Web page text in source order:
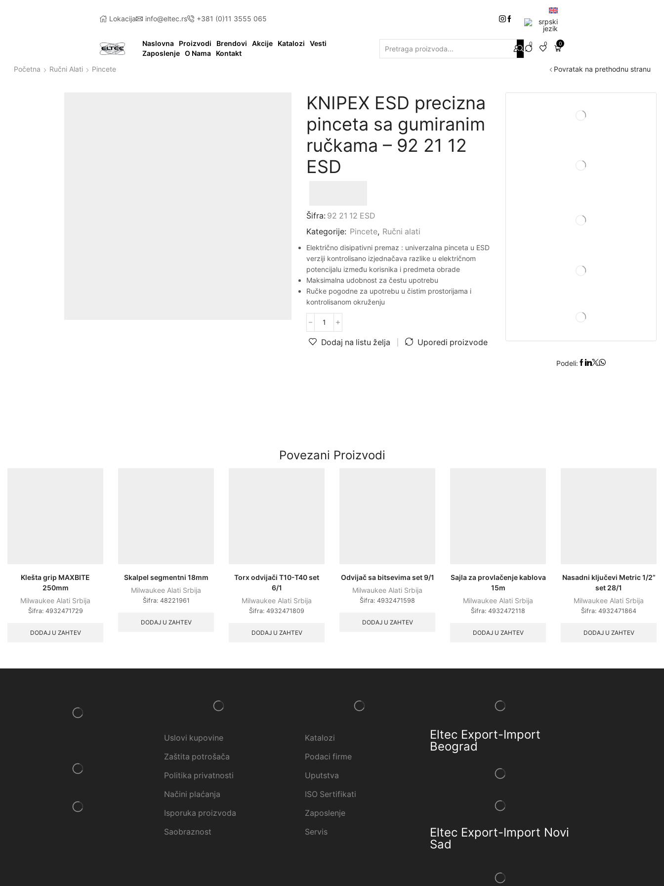
Lokacija info@eltec.rs +381 (0)11 3555 065
Naslovna Proizvodi Brendovi Akcije Katalozi
Vesti
Zaposlenje O Nama Kontakt
0 0 0
Početna Ručni Alati Pincete Povratak na prethodnu stranu
KNIPEX ESD precizna
pinceta sa gumiranim
ručkama – 92 21 12
ESD
Šifra: 92 21 12 ESD
Kategorije: Pincete, Ručni alati
Električno disipativni premaz : univerzalna pinceta u ESD
verziji kontrolisano izjednačava razlike u električnom
potencijalu između korisnika i predmeta obrade
Maksimalna udobnost za čestu upotrebu
Ručke pogodne za upotrebu u čistim prostorijama i
kontrolisanom okruženju
Dodaj na listu želja Uporedi proizvode
Podeli:
Povezani Proizvodi
Klešta grip MAXBITE
250mm
Milwaukee Alati Srbija
Šifra: 4932471729
DODAJ U ZAHTEV
Skalpel segmentni 18mm
Milwaukee Alati Srbija
Šifra: 48221961
DODAJ U ZAHTEV
Torx odvijači T10-T40 set
6/1
Milwaukee Alati Srbija
Šifra: 4932471809
DODAJ U ZAHTEV
Odvijač sa bitsevima set 9/1
Milwaukee Alati Srbija
Šifra: 4932471598
DODAJ U ZAHTEV
Sajla za provlačenje kablova
15m
Milwaukee Alati Srbija
Šifra: 4932472118
DODAJ U ZAHTEV
Nasadni ključevi Metric 1/2”
set 28/1
Milwaukee Alati Srbija
Šifra: 4932471864
DODAJ U ZAHTEV
Uslovi kupovine
Zaštita potrošača
Politika privatnosti
Načini plaćanja
Isporuka proizvoda
Saobraznost
Katalozi
Podaci firme
Uputstva
ISO Sertifikati
Zaposlenje
Servis
Eltec Export-Import
Beograd
Eltec Export-Import Novi
Sad